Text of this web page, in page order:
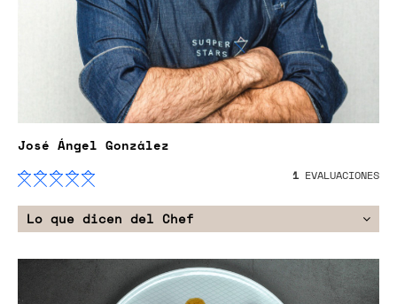
José Ángel González
1 EVALUACIONES
Lo que dicen del Chef